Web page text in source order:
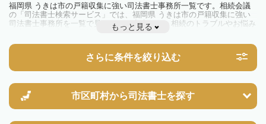
福岡県 うきは市の戸籍収集に強い司法書士事務所一覧です。相続会議
の「司法書士検索サービス」では、福岡県 うきは市の戸籍収集に強い
司法書士事務所を一覧で見ることが出来ます。相続のトラブルやお悩み
を抱えている方は一度近隣の司法書士に相談してみましょう。
もっと見る
さらに条件を絞り込む
市区町村から司法書士を探す